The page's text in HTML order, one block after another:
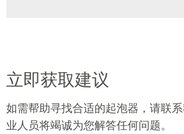
立即获取建议
如需帮助寻找合适的起泡器，请联
业人员将竭诚为您解答任何问题。